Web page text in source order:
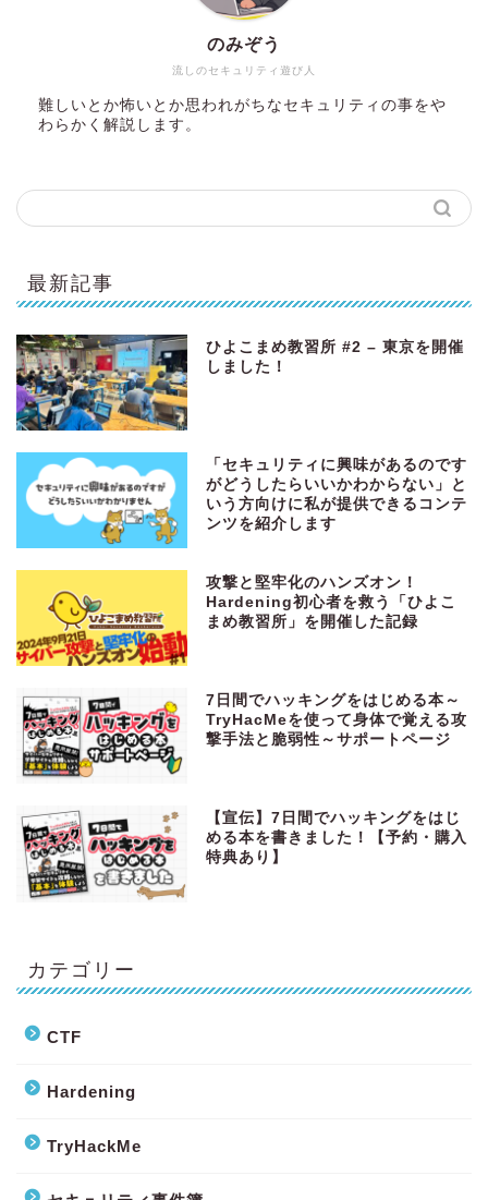
流しのセキュリティ遊び人
のみぞう
難しいとか怖いとか思われがちなセキュリティの事をや
わらかく解説します。
最新記事
ひよこまめ教習所 #2 – 東京を開催
しました！
「セキュリティに興味があるのです
がどうしたらいいかわからない」と
いう方向けに私が提供できるコンテ
ンツを紹介します
攻撃と堅牢化のハンズオン！
Hardening初心者を救う「ひよこ
まめ教習所」を開催した記録
7日間でハッキングをはじめる本～
TryHacMeを使って身体で覚える攻
撃手法と脆弱性～サポートページ
【宣伝】7日間でハッキングをはじ
める本を書きました！【予約・購入
特典あり】
カテゴリー
CTF
Hardening
TryHackMe